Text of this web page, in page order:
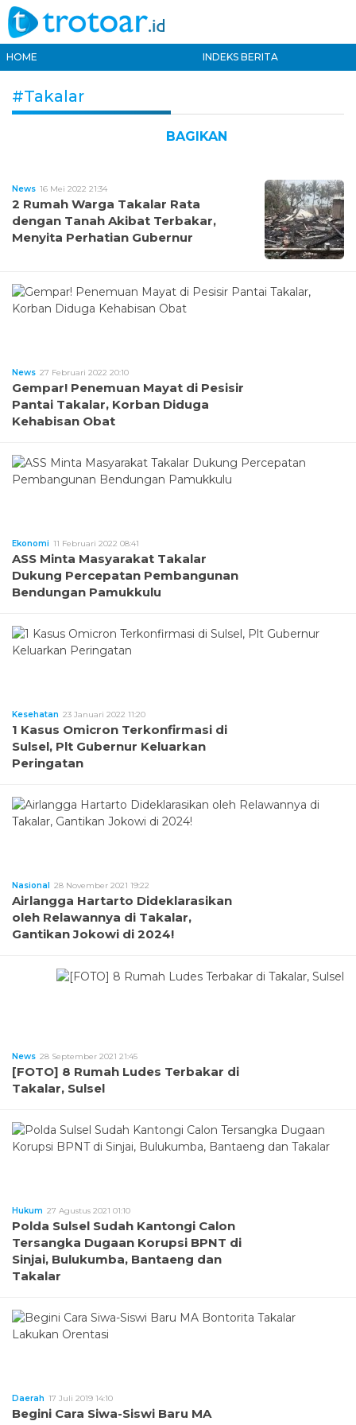
HOME INDEKS BERITA
#Takalar
BAGIKAN
News 16 Mei 2022 21:34
2 Rumah Warga Takalar Rata
dengan Tanah Akibat Terbakar,
Menyita Perhatian Gubernur
News 27 Februari 2022 20:10
Gempar! Penemuan Mayat di Pesisir
Pantai Takalar, Korban Diduga
Kehabisan Obat
Ekonomi 11 Februari 2022 08:41
ASS Minta Masyarakat Takalar
Dukung Percepatan Pembangunan
Bendungan Pamukkulu
Kesehatan 23 Januari 2022 11:20
1 Kasus Omicron Terkonfirmasi di
Sulsel, Plt Gubernur Keluarkan
Peringatan
Nasional 28 November 2021 19:22
Airlangga Hartarto Dideklarasikan
oleh Relawannya di Takalar,
Gantikan Jokowi di 2024!
News 28 September 2021 21:45
[FOTO] 8 Rumah Ludes Terbakar di
Takalar, Sulsel
Hukum 27 Agustus 2021 01:10
Polda Sulsel Sudah Kantongi Calon
Tersangka Dugaan Korupsi BPNT di
Sinjai, Bulukumba, Bantaeng dan
Takalar
Daerah 17 Juli 2019 14:10
Begini Cara Siwa-Siswi Baru MA